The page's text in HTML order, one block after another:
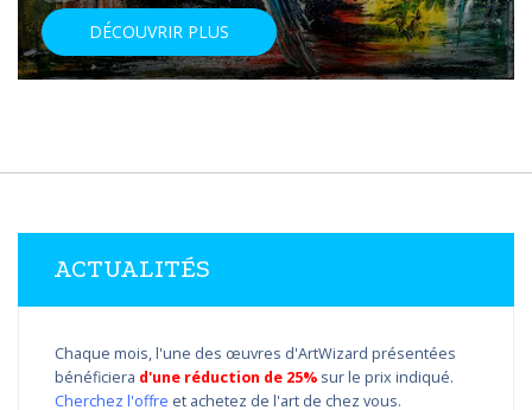
DÉCOUVRIR PLUS
ACTUALITÉS
Chaque mois, l'une des œuvres d'ArtWizard présentées
bénéficiera d'une réduction de 25% sur le prix indiqué.
Cherchez l'offre et achetez de l'art de chez vous.